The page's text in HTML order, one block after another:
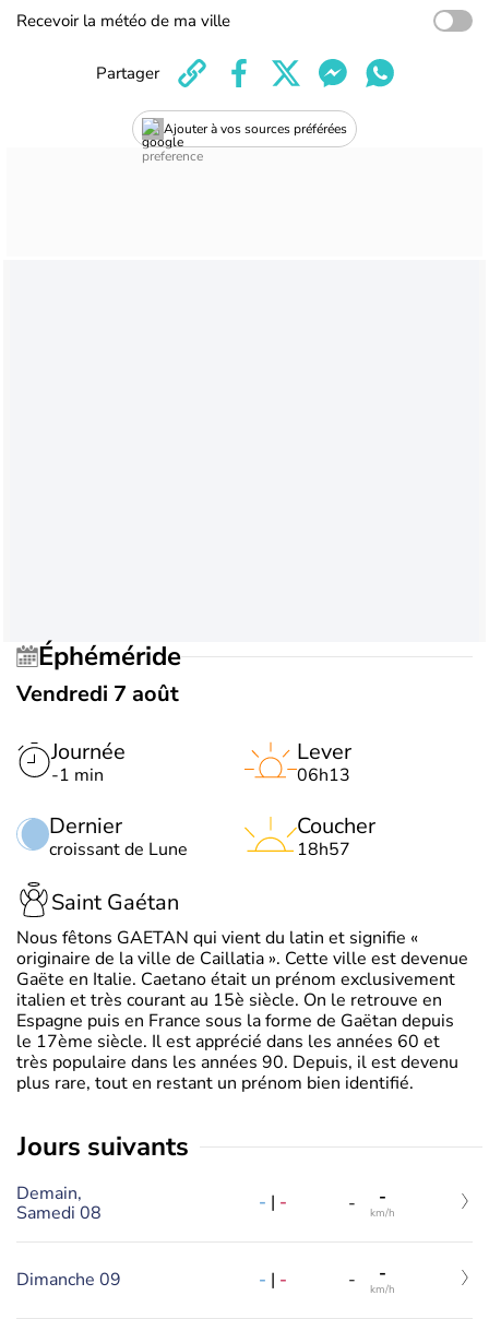
Recevoir la météo de ma ville
Ajouter à vos sources préférées
Partager
Éphéméride
Vendredi 7 août
Journée
-1 min
Dernier
croissant de Lune
Lever
06h13
Coucher
18h57
Saint Gaétan
Nous fêtons GAETAN qui vient du latin et signifie «
originaire de la ville de Caillatia ». Cette ville est devenue
Gaëte en Italie. Caetano était un prénom exclusivement
italien et très courant au 15è siècle. On le retrouve en
Espagne puis en France sous la forme de Gaëtan depuis
le 17ème siècle. Il est apprécié dans les années 60 et
très populaire dans les années 90. Depuis, il est devenu
plus rare, tout en restant un prénom bien identifié.
jours suivants
Demain,
Samedi 08
- | - - -
km/h
Dimanche 09 - | - - -
km/h